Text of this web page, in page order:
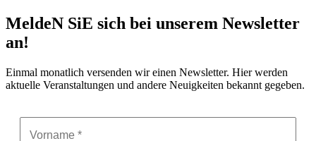
MeldeN SiE sich bei unserem Newsletter
an!
Einmal monatlich versenden wir einen Newsletter. Hier werden
aktuelle Veranstaltungen und andere Neuigkeiten bekannt gegeben.